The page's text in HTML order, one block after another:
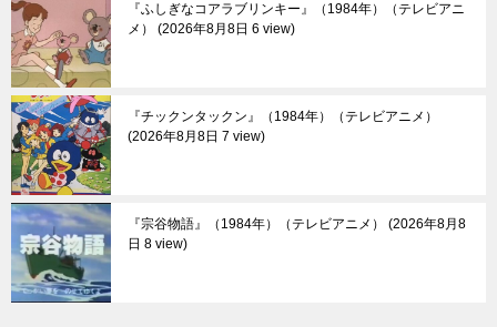
『ふしぎなコアラブリンキー』（1984年）（テレビアニ
メ）
2026年8月8日 6 view
『チックンタックン』（1984年）（テレビアニメ）
2026年8月8日 7 view
『宗谷物語』（1984年）（テレビアニメ）
2026年8月8
日 8 view